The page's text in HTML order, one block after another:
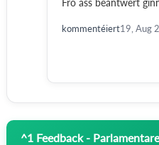
Fro ass beäntwert
kommentéiert19, Aug
^1 Feedback -